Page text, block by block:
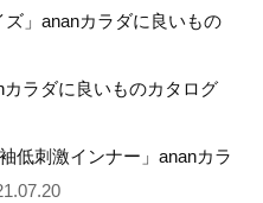
ズ」ananカラダに良いもの
カラダに良いものカタログ
低刺激インナー」ananカラ